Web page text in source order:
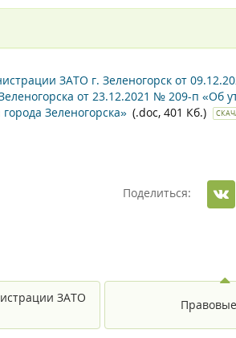
ЗАТО г. Зеленогорск от
от 23.12.2021 № 209-п
Зеленогорска» (.doc, 401 Кб.)
Поделиться:
ЗАТО